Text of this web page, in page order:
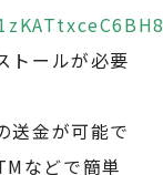
トールが必要
送金が可能で
などで簡単